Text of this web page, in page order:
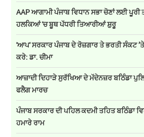
AAP ਆਗਾਮੀ ਪੰਜਾਬ ਵਿਧਾਨ ਸਭਾ ਚੋਣਾਂ ਲਈ
ਹਲਕਿਆਂ 'ਚ ਬੂਥ ਪੱਧਰੀ ਤਿਆਰੀਆਂ ਸ਼ੁਰੂ
'ਆਪ' ਸਰਕਾਰ ਪੰਜਾਬ ਦੇ ਰੋਜ਼ਗਾਰ ਤੇ ਭਰਤੀ ਸੰਕਟ
ਕਰੇ: ਡਾ. ਚੀਮਾ
ਆਜ਼ਾਦੀ ਦਿਹਾੜੇ ਸੁਰੱਖਿਆ ਦੇ ਮੱਦੇਨਜ਼ਰ ਬਠਿੰਡਾ
ਫਲੈਗ ਮਾਰਚ
ਪੰਜਾਬ ਸਰਕਾਰ ਦੀ ਪਹਿਲ ਕਦਮੀ ਤਹਿਤ ਬਠਿੰਡਾ
ਹਮਾਰੇ ਰਾਮ